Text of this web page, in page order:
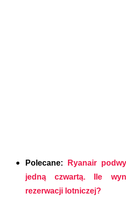
Polecane:
Ryanair
jedną czwartą. Ile
rezerwacji lotniczej?